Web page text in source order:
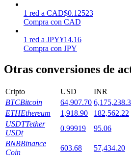
Participación flexible para ganar
1 red a CAD$0.12523
Compra con CAD
1 red a JPY¥14.16
Compra con JPY
Otras conversiones de
Cripto USD INR
BTCBitcoin 64,907.70
ETHEthereum 1,918.90 182,562.22
USDTTether
USDt
0.99919 95.06
BNBBinance
Coin
603.68 57,434.20